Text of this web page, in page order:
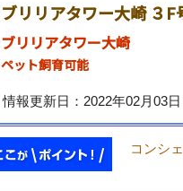
ブリリアタワー大崎 ３
ブリリアタワー大崎
ペット飼育可能
情報更新日：2022年02月03日
コンシ